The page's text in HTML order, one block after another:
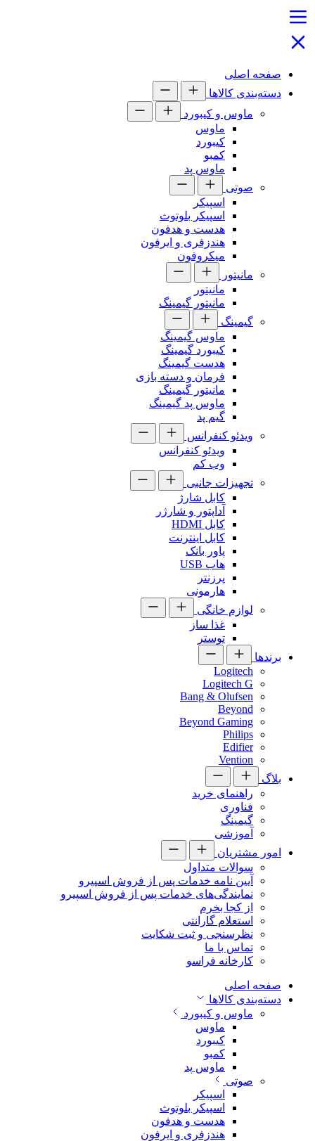
صفحه اصلی
دسته‌بندی کالاها
ماوس و کیبورد
ماوس
کیبورد
کمبو
ماوس پد
صوتی
اسپیکر
اسپیکر بلوتوث
هدست و هدفون
هندزفری و ایرفون
میکروفون
مانیتور
مانیتور
مانیتور گیمینگ
گیمینگ
ماوس گیمینگ
کیبورد گیمینگ
هدست گیمینگ
فرمان و دسته بازی
مانیتور گیمینگ
ماوس پد گیمینگ
گیم پد
ویدئو کنفرانس
ویدئو کنفرانس
وب کم
تجهیزات جانبی
کابل شارژ
آداپتور و شارژر
کابل HDMI
کابل اینترنت
پاور بانک
هاب USB
پرزنتر
هارمونی
لوازم خانگی
غذا ساز
توستر
برندها
Logitech
Logitech G
Bang & Olufsen
Beyond
Beyond Gaming
Philips
Edifier
Vention
بلاگ
راهنمای خرید
فناوری
گیمینگ
آموزشی
امور مشتریان
سوالات متداول
آیین نامه خدمات پس از فروش اسپیرو
نمایندگی‌های خدمات پس از فروش اسپیرو
از کجا بخرم
استعلام گارانتی
نظرسنجی و ثبت شکایت
تماس با ما
کارخانه فراسو
صفحه اصلی
دسته‌بندی کالاها
ماوس و کیبورد
ماوس
کیبورد
کمبو
ماوس پد
صوتی
اسپیکر
اسپیکر بلوتوث
هدست و هدفون
هندزفری و ایرفون